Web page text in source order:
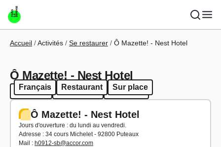
Aller au contenu principal
Fil d'Ariane
Accueil Activités Se restaurer Ô Mazette! - Nest Hotel
Ô Mazette! - Nest Hotel
Français Restaurant Sur place
Français Restaurant Sur place
Ô Mazette! - Nest Hotel
Jours d'ouverture : du lundi au vendredi.
Adresse : 34 cours Michelet - 92800 Puteaux
Mail : h0912-sb@accor.com